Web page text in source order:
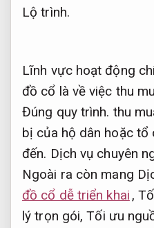
Lộ trình.
Lĩnh vực hoạt động
đồ cổ là về việc thu
Đúng quy trình. thu
bị của hộ dân hoặc tổ
đến. Dịch vụ chuyên
Ngoài ra còn mang
đồ cổ dễ triển khai ,
lý trọn gói,Tối ưu